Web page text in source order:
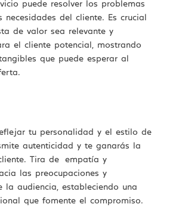
puede resolver los problemas
del cliente. Es crucial
de valor sea relevante y
el cliente potencial, mostrando
que puede esperar al
tu personalidad y el estilo de
autenticidad y te ganarás la
Tira de empatía y
las preocupaciones y
la audiencia, estableciendo una
que fomente el compromiso.